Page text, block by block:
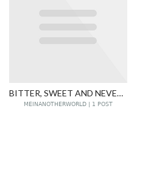
BITTER, SWEET AND NEVER FORGET
MEINANOTHERWORLD | 1 POST